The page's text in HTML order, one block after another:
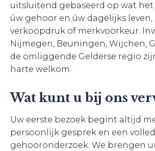
uitsluitend gebaseerd op wat het
úw gehoor en úw dagelijks
verkoopdruk of merkvoorkeur.
Nijmegen, Beuningen, Wijchen,
de omliggende Gelderse regio
harte welkom.
Wat kunt u bij ons
Uw eerste bezoek begint altijd
persoonlijk gesprek en een
gehooronderzoek. We brengen